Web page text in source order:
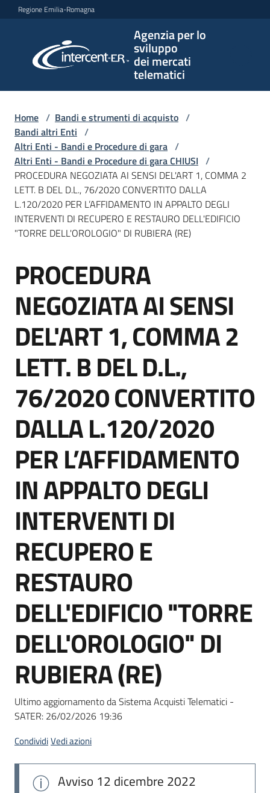
Vai al contenuto
Vai alla navigazione
Vai al footer
Regione Emilia-Romagna
Agenzia per lo
sviluppo
dei mercati
telematici
per lo
sviluppo
telematici
L'Agenzia
Bandi
e
di
acquisto
Supporto
Piattaforme
telematiche
English
site
Seguici
su
Home / Bandi e strumenti di acquisto /
Bandi altri Enti /
Altri Enti - Bandi e Procedure di gara /
Altri Enti - Bandi e Procedure di gara CHIUSI /
PROCEDURA NEGOZIATA AI SENSI DEL'ART 1, COMMA 2
LETT. B DEL D.L., 76/2020 CONVERTITO DALLA
L.120/2020 PER L’AFFIDAMENTO IN APPALTO DEGLI
INTERVENTI DI RECUPERO E RESTAURO DELL'EDIFICIO
"TORRE DELL'OROLOGIO" DI RUBIERA (RE)
Salta al contenuto
PROCEDURA
NEGOZIATA AI SENSI
DEL'ART 1, COMMA 2
LETT. B DEL D.L.,
76/2020 CONVERTITO
DALLA L.120/2020
PER L’AFFIDAMENTO
IN APPALTO DEGLI
INTERVENTI DI
RECUPERO E
RESTAURO
DELL'EDIFICIO "TORRE
DELL'OROLOGIO" DI
RUBIERA (RE)
Ultimo aggiornamento da Sistema Acquisti Telematici -
SATER: 26/02/2026 19:36
CondividiVedi azioni
Avviso 12 dicembre 2022